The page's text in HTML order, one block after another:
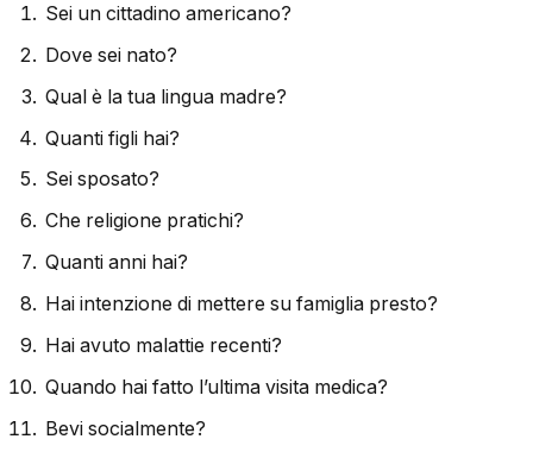
Sei un cittadino americano?
Dove sei nato?
Qual è la tua lingua madre?
Quanti figli hai?
Sei sposato?
Che religione pratichi?
Quanti anni hai?
Hai intenzione di mettere su famiglia presto?
Hai avuto malattie recenti?
Quando hai fatto l’ultima visita medica?
Bevi socialmente?